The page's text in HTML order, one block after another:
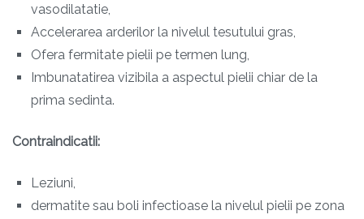
vasodilatatie,
Accelerarea arderilor la nivelul tesutului gras,
Ofera fermitate pielii pe termen lung,
Imbunatatirea vizibila a aspectul pielii chiar de la
prima sedinta.
Contraindicatii:
Leziuni,
dermatite sau boli infectioase la nivelul pielii pe zona